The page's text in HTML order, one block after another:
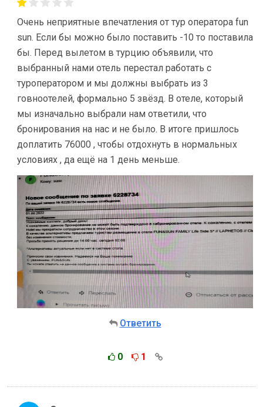
Очень неприятные впечатления от тур оператора fun
sun. Если бы можно было поставить -10 то поставила
бы. Перед вылетом в турцию объявили, что
выбранный нами отель перестал работать с
туроператором и мы должны выбрать из 3
говноотелей, формально 5 звёзд. В отеле, который
мы изначально выбрали нам ответили, что
бронирования на нас и не было. В итоге пришлось
доплатить 76000 , чтобы отдохнуть в нормальных
условиях , да ещё на 1 день меньше.
Ответить
0 1